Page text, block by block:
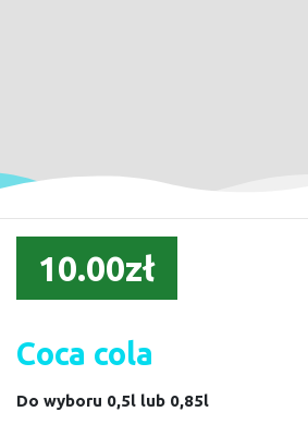
10.00zł
Coca cola
Do wyboru 0,5l lub 0,85l